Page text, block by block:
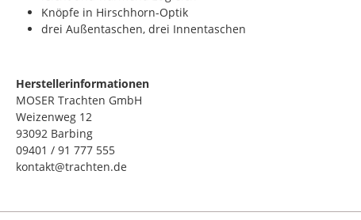
Knöpfe in Hirschhorn-Optik
drei Außentaschen, drei Innentaschen
Herstellerinformationen
MOSER Trachten GmbH
Weizenweg 12
93092 Barbing
09401 / 91 777 555
kontakt@trachten.de